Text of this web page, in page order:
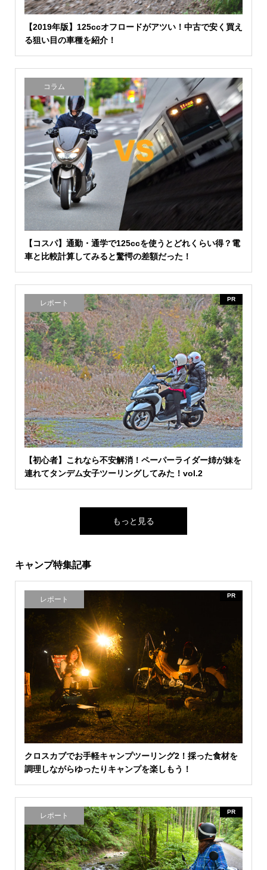
【2019年版】125ccオフロードがアツい！中古で安く買え
る狙い目の車種を紹介！
コラム
【コスパ】通勤・通学で125ccを使うとどれくらい得？電
車と比較計算してみると驚愕の差額だった！
レポート PR
【初心者】これなら不安解消！ペーパーライダー姉が妹を
連れてタンデム女子ツーリングしてみた！vol.2
もっと見る
キャンプ特集記事
レポート PR
クロスカブでお手軽キャンプツーリング2！採った食材を
調理しながらゆったりキャンプを楽しもう！
レポート PR